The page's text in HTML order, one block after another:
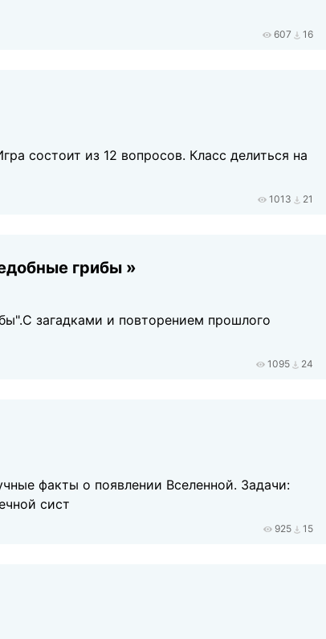
607 16
состоит из 12 вопросов. Класс делиться на
1013 21
грибы »
загадками и повторением прошлого
1095 24
факты о появлении Вселенной. Задачи:
сист
925 15